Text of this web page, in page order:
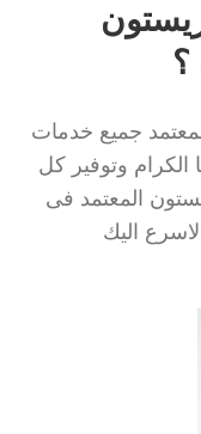
؟
جميع خدمات
الكرام وتوفير كل
المعتمد فى
اليك